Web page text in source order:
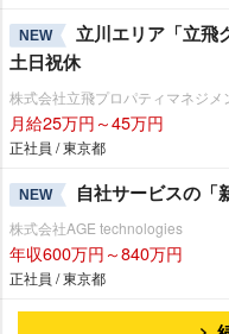
NEW
立川エリア「立飛
土日祝休
株式会社立飛プロパティマネジメ
月給25万円～45万円
正社員 / 東京都
NEW 自社サービスの「
株式会社AGE technologies
年収600万円～840万円
正社員 / 東京都